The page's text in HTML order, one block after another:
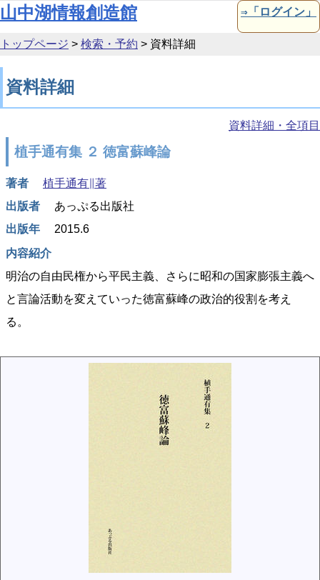
本文へ移動
山中湖情報創造館 ⇒「ログイン」
トップページ > 検索・予約 > 資料詳細
資料詳細
資料詳細・全項目
植手通有集 ２ 徳富蘇峰論
著者
植手通有∥著
出版者
あっぷる出版社
出版年
2015.6
内容紹介
明治の自由民権から平民主義、さらに昭和の国家膨張主義へ
と言論活動を変えていった徳富蘇峰の政治的役割を考え
る。